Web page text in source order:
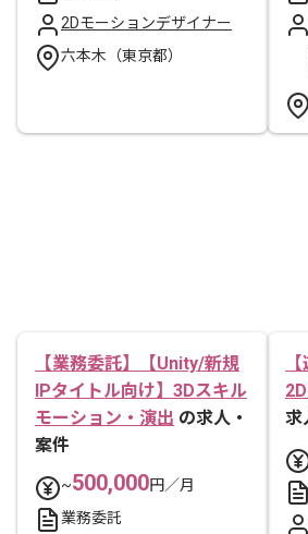
2Dモーションデザイナー
六本木（東京都）
【業務委託】【Unity/新規
IPタイトル向け】3Dスキル
モーション・演出 の求人・
案件
~500,000円／月
業務委託
求